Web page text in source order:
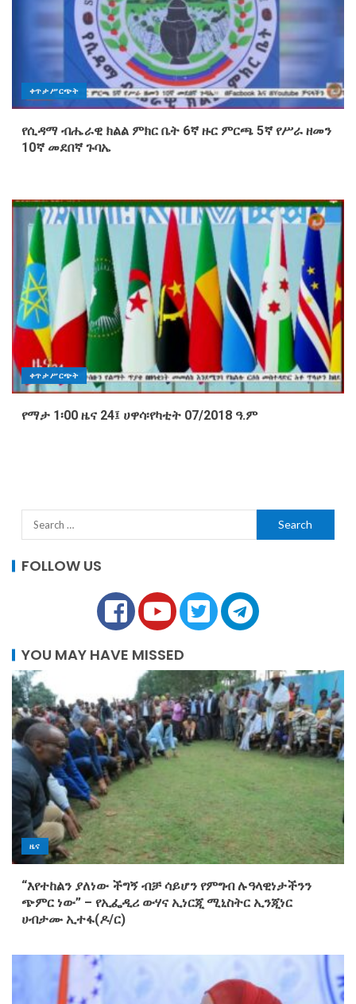
ቀጥታ ሥርጭት
የሲዳማ ብሔራዊ ክልል ምክር ቤት 6ኛ ዙር ምርጫ 5ኛ የሥራ ዘመን
10ኛ መደበኛ ጉባኤ
ቀጥታ ሥርጭት
የማታ 1፡00 ዜና 24፤ ሀዋሳ፡የካቲት 07/2018 ዓ.ም
FOLLOW US
YOU MAY HAVE MISSED
ዜና
“እየተከልን ያለነው ችግኝ ብቻ ሳይሆን የምግብ ሉዓላዊነታችንን
ጭምር ነው” – የኢፌዲሪ ውሃና ኢነርጂ ሚኒስትር ኢንጂነር
ሀብታሙ ኢተፋ(ዶ/ር)